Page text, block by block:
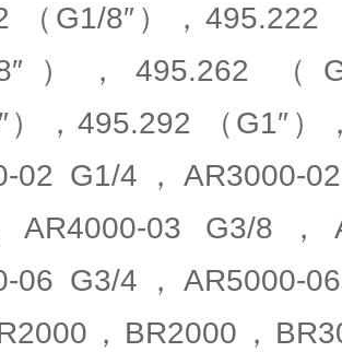
（G1/8″），495.222
8″），495.262 （
），495.292 （G1″
02 G1/4，AR3000-
AR4000-03 G3/8，
06 G3/4，AR5000-
，BR2000，